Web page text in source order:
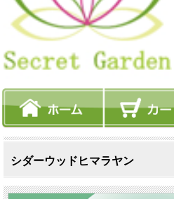
シダーウッドヒマラヤン